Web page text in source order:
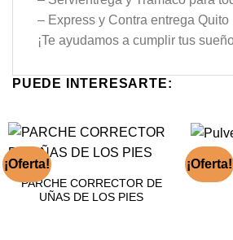
– Express y Contra entrega Quito
¡Te ayudamos a cumplir tus
PUEDE INTERESARTE:
¡Oferta!
PARCHE CORRECTOR DE
UÑAS DE LOS PIES
¡Oferta!